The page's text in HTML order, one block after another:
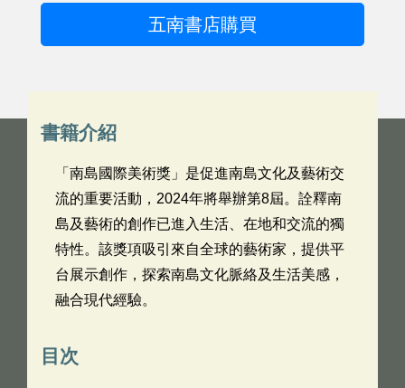
五南書店購買
書籍介紹
「南島國際美術獎」是促進南島文化及藝術交
流的重要活動，2024年將舉辦第8屆。詮釋南
島及藝術的創作已進入生活、在地和交流的獨
特性。該獎項吸引來自全球的藝術家，提供平
台展示創作，探索南島文化脈絡及生活美感，
融合現代經驗。
目次